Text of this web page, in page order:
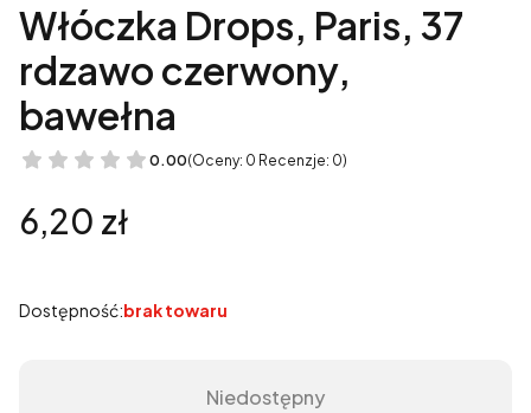
Włóczka Drops, Paris, 37
rdzawo czerwony,
bawełna
0.00(Oceny: 0 Recenzje: 0)
Cena
6,20 zł
Dostępność:brak towaru
Niedostępny